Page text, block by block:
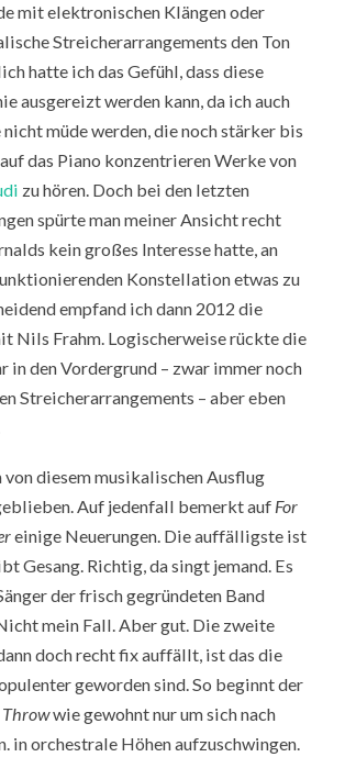
mit elektronischen Klängen oder
Streicherarrangements den Ton
hatte ich das Gefühl, dass diese
ausgereizt werden kann, da ich auch
müde werden, die noch stärker bis
das Piano konzentrieren Werke von
zu hören. Doch bei den letzten
spürte man meiner Ansicht recht
kein großes Interesse hatte, an
Konstellation etwas zu
empfand ich dann 2012 die
Nils Frahm. Logischerweise rückte die
in den Vordergrund – zwar immer noch
Streicherarrangements – aber eben
diesem musikalischen Ausflug
Auf jedenfall bemerkt auf For
einige Neuerungen. Die auffälligste ist
Gesang. Richtig, da singt jemand. Es
der frisch gegründeten Band
mein Fall. Aber gut. Die zweite
doch recht fix auffällt, ist das die
geworden sind. So beginnt der
Throwwie gewohnt nur um sich nach
in orchestrale Höhen aufzuschwingen.